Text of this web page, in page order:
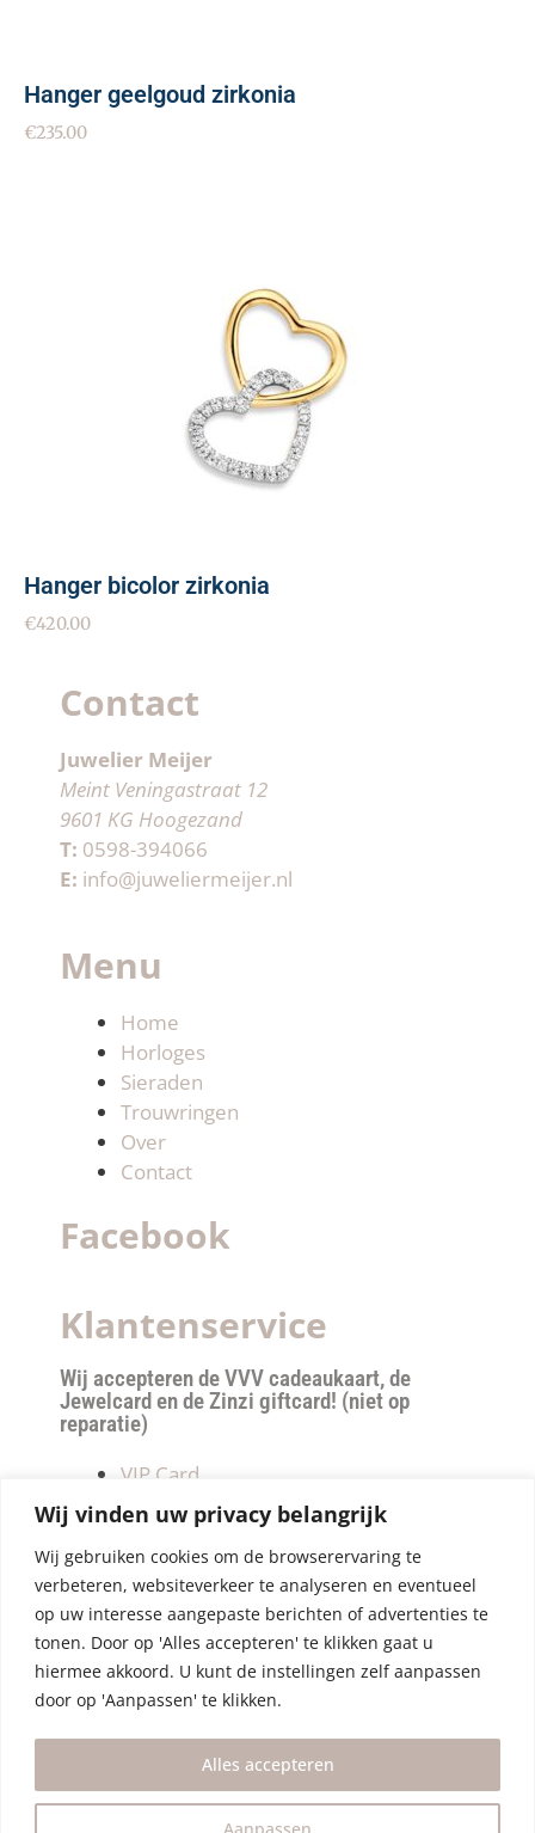
Wij vinden uw privacy belangrijk
Wij gebruiken cookies om de browserervaring te
verbeteren, websiteverkeer te analyseren en eventueel
op uw interesse aangepaste berichten of advertenties te
tonen. Door op 'Alles accepteren' te klikken gaat u
hiermee akkoord. U kunt de instellingen zelf aanpassen
door op 'Aanpassen' te klikken.
Aanpassen
Alles accepteren
Hanger geelgoud zirkonia
€235.00
Hanger bicolor zirkonia
€420.00
Contact
Juwelier Meijer
Meint Veningastraat 12
9601 KG Hoogezand
T: 0598-394066
E: info@juweliermeijer.nl
Menu
Home
Horloges
Sieraden
Trouwringen
Over
Contact
Facebook
Klantenservice
Wij accepteren de VVV cadeaukaart, de
Jewelcard en de Zinzi giftcard! (niet op
reparatie)
VIP Card
Retourneren
Betalen & verzendkosten
Privacy Policy
Algemene Voorwaarden